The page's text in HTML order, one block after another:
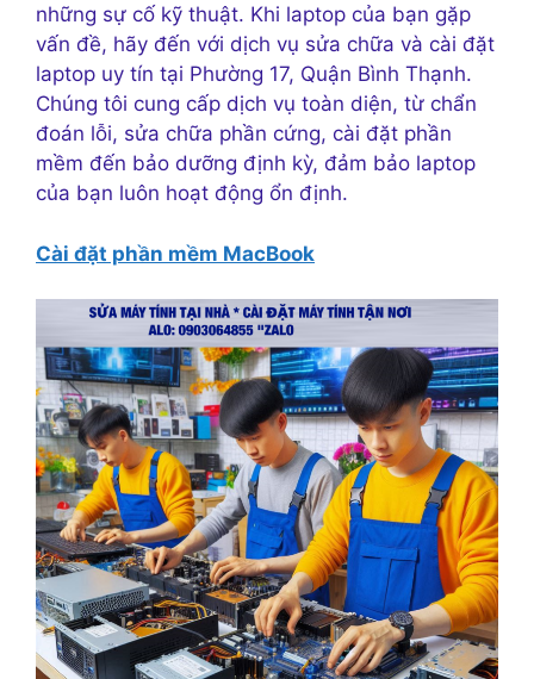
những sự cố kỹ thuật. Khi laptop của bạn gặp
vấn đề, hãy đến với dịch vụ sửa chữa và cài đặt
laptop uy tín tại Phường 17, Quận Bình Thạnh.
Chúng tôi cung cấp dịch vụ toàn diện, từ chẩn
đoán lỗi, sửa chữa phần cứng, cài đặt phần
mềm đến bảo dưỡng định kỳ, đảm bảo laptop
của bạn luôn hoạt động ổn định.
Cài đặt phần mềm MacBook